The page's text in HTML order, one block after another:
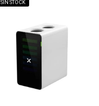
SIN STOCK